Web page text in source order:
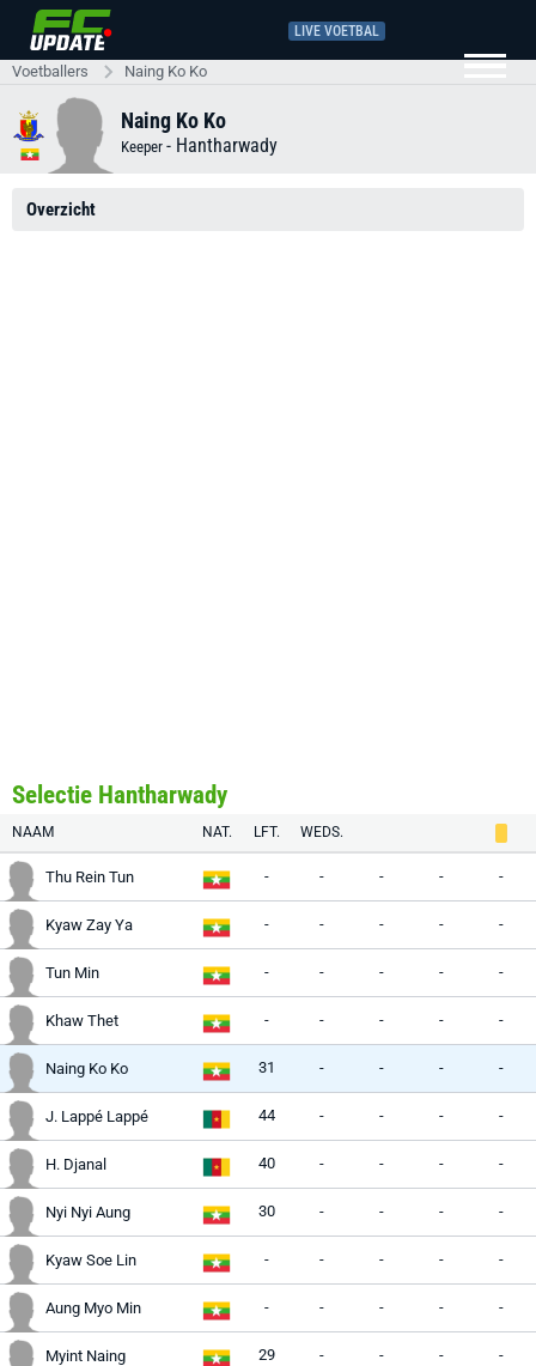
LIVE VOETBAL
Voetballers Naing Ko Ko
Naing Ko Ko
Keeper - Hantharwady
Overzicht
Selectie Hantharwady
NAAM NAT. LFT. WEDS.
Thu Rein Tun - - - - -
Kyaw Zay Ya - - - - -
Tun Min - - - - -
Khaw Thet - - - - -
Naing Ko Ko 31 - - - -
J. Lappé Lappé 44 - - - -
H. Djanal 40 - - - -
Nyi Nyi Aung 30 - - - -
Kyaw Soe Lin - - - - -
Aung Myo Min - - - - -
Myint Naing 29 - - - -